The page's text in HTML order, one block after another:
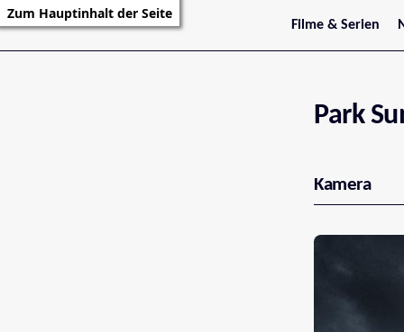
Zum Hauptinhalt der Seite
Filme & Serien
Trailer
Serienarchiv
Park
Kamera